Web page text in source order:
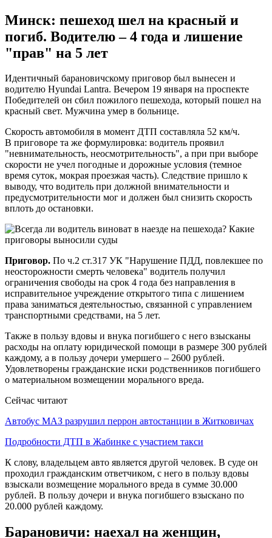
Минск: пешеход шел на красный и
погиб. Водителю – 4 года и лишение
"прав" на 5 лет
Идентичный барановичскому приговор был вынесен и
водителю Hyundai Lantra. Вечером 19 января на проспекте
Победителей он сбил пожилого пешехода, который пошел на
красный свет. Мужчина умер в больнице.
Скорость автомобиля в момент ДТП составляла 52 км/ч.
В приговоре та же формулировка: водитель проявил
"невнимательность, неосмотрительность", а при при выборе
скорости не учел погодные и дорожные условия (темное
время суток, мокрая проезжая часть). Следствие пришло к
выводу, что водитель при должной внимательности и
предусмотрительности мог и должен был снизить скорость
вплоть до остановки.
Приговор. По ч.2 ст.317 УК "Нарушение ПДД, повлекшее по
неосторожности смерть человека" водитель получил
ограничения свободы на срок 4 года без направления в
исправительное учреждение открытого типа с лишением
права заниматься деятельностью, связанной с управлением
транспортными средствами, на 5 лет.
Также в пользу вдовы и внука погибшего с него взысканы
расходы на оплату юридической помощи в размере 300 рублей
каждому, а в пользу дочери умершего – 2600 рублей.
Удовлетворены гражданские иски родственников погибшего
о материальном возмещении морального вреда.
Сейчас читают
Автобус МАЗ разрушил перрон автостанции в Житковичах
Подробности ДТП в Жабинке с участием такси
К слову, владельцем авто является другой человек. В суде он
проходил гражданским ответчиком, с него в пользу вдовы
взыскали возмещение морального вреда в сумме 30.000
рублей. В пользу дочери и внука погибшего взыскано по
20.000 рублей каждому.
Барановичи: наехал на женщин,